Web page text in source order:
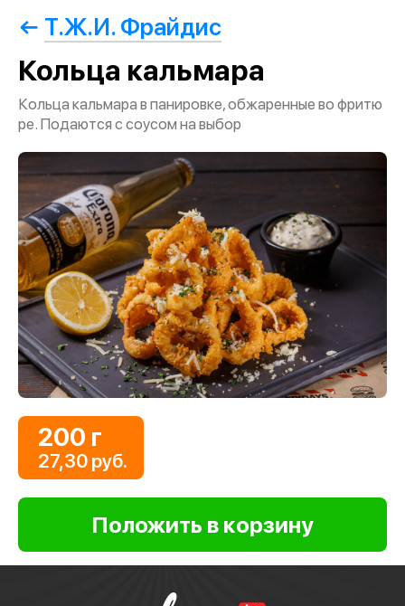
Т.Ж.И. Фрайдис
Кольца кальмара
Кольца кальмара в панировке, обжаренные во фритю
ре. Подаются с соусом на выбор
200 г
27,30 руб.